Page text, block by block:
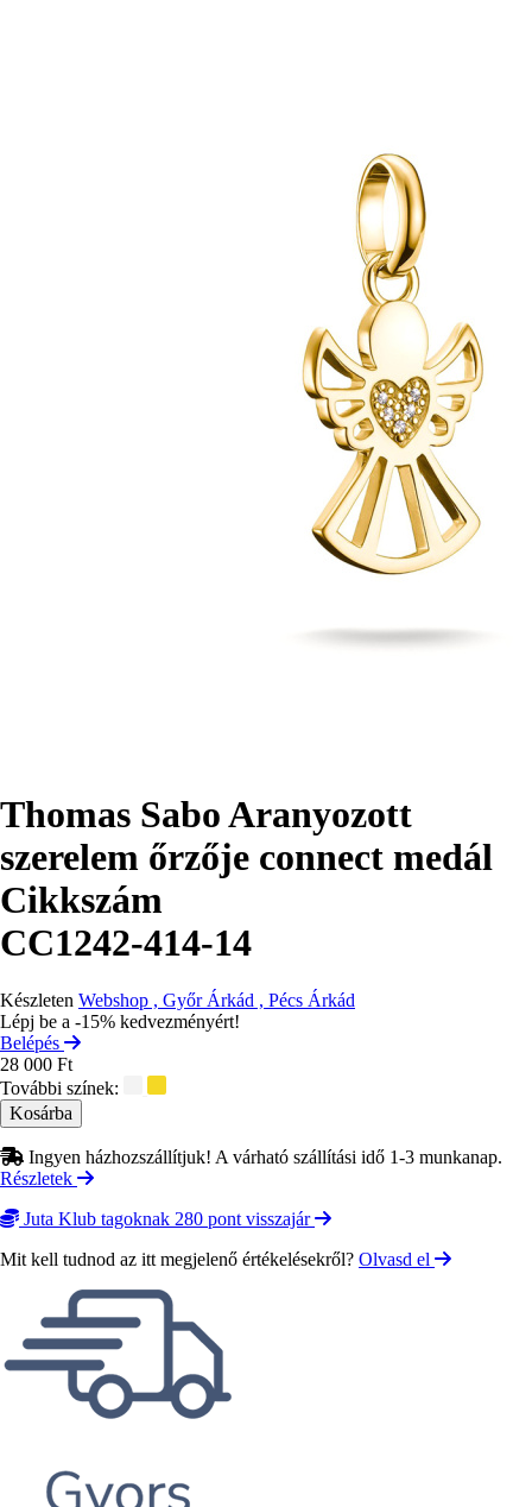
Thomas Sabo Aranyozott
szerelem őrzője connect medál
Cikkszám
CC1242-414-14
Készleten Webshop , Győr Árkád , Pécs Árkád
Lépj be a -15% kedvezményért!
Belépés
28 000 Ft
További színek:
Ingyen házhozszállítjuk! A várható szállítási idő 1-3 munkanap.
Részletek
Juta Klub tagoknak 280 pont visszajár
Mit kell tudnod az itt megjelenő értékelésekről? Olvasd el